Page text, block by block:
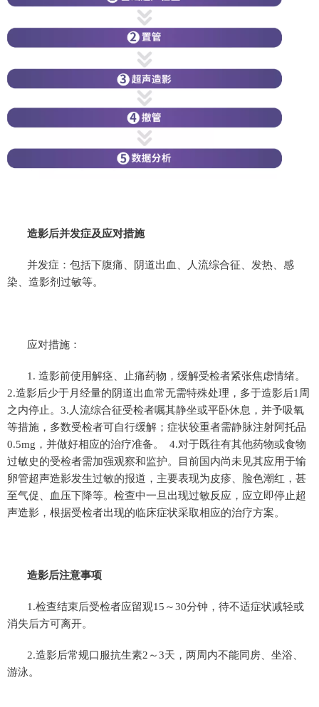
造影后并发症及应对措施
并发症：包括下腹痛、阴道出血、人流综合征、发热、感
染、造影剂过敏等。
应对措施：
1. 造影前使用解痉、止痛药物，缓解受检者紧张焦虑情绪。
2.造影后少于月经量的阴道出血常无需特殊处理，多于造影后1周
之内停止。3.人流综合征受检者嘱其静坐或平卧休息，并予吸氧
等措施，多数受检者可自行缓解；症状较重者需静脉注射阿托品
0.5mg，并做好相应的治疗准备。 4.对于既往有其他药物或食物
过敏史的受检者需加强观察和监护。目前国内尚未见其应用于输
卵管超声造影发生过敏的报道，主要表现为皮疹、脸色潮红，甚
至气促、血压下降等。检查中一旦出现过敏反应，应立即停止超
声造影，根据受检者出现的临床症状采取相应的治疗方案。
造影后注意事项
1.检查结束后受检者应留观15～30分钟，待不适症状减轻或
消失后方可离开。
2.造影后常规口服抗生素2～3天，两周内不能同房、坐浴、
游泳。